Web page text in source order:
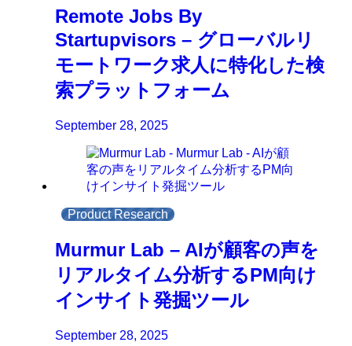
Remote Jobs By
Startupvisors – グローバルリ
モートワーク求人に特化した検
索プラットフォーム
September 28, 2025
Product Research
Murmur Lab – AIが顧客の声を
リアルタイム分析するPM向け
インサイト発掘ツール
September 28, 2025